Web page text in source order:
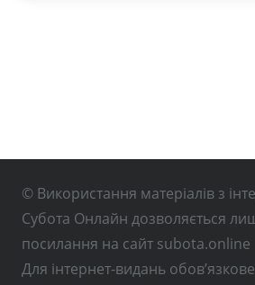
© Використання матеріалів з
Субота Онлайн дозволяється
посилання на сайт subota.online
Для інтернет-видань